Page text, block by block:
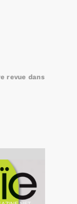
revue dans